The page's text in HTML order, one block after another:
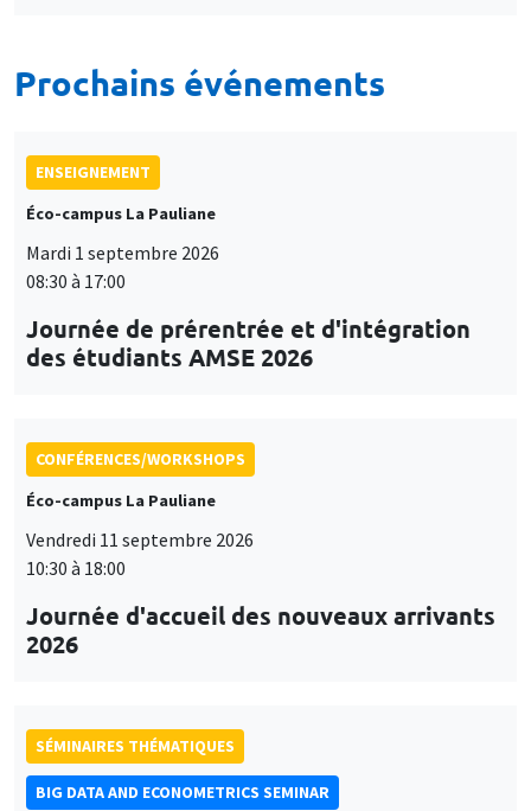
Prochains événements
ENSEIGNEMENT
Éco-campus La Pauliane
Mardi 1 septembre 2026
08:30 à 17:00
Journée de prérentrée et d'intégration
des étudiants AMSE 2026
CONFÉRENCES/WORKSHOPS
Éco-campus La Pauliane
Vendredi 11 septembre 2026
10:30 à 18:00
Journée d'accueil des nouveaux arrivants
2026
SÉMINAIRES THÉMATIQUES
BIG DATA AND ECONOMETRICS SEMINAR